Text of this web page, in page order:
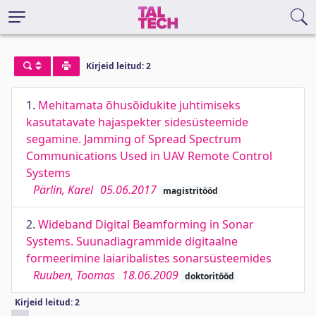
Kirjeid leitud: 2
1. Mehitamata õhusõidukite juhtimiseks
kasutatavate hajaspekter sidesüsteemide
segamine. Jamming of Spread Spectrum
Communications Used in UAV Remote Control
Systems
Pärlin, Karel 05.06.2017 magistritööd
2. Wideband Digital Beamforming in Sonar
Systems. Suunadiagrammide digitaalne
formeerimine laiaribalistes sonarsüsteemides
Ruuben, Toomas 18.06.2009 doktoritööd
Kirjeid leitud: 2